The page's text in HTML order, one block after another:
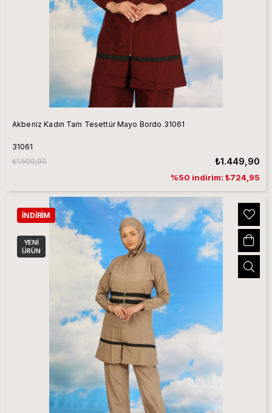
Akbeniz Kadın Tam Tesettür Mayo Bordo 31061
31061
₺1.449,90
₺1.599,90
%50 indirim: ₺724,95
İNDIRIM
YENI
ÜRÜN